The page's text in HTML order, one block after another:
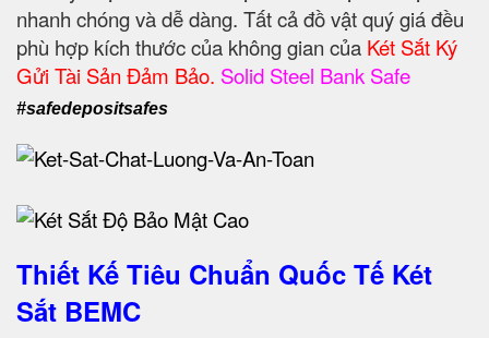
nhanh chóng và dễ dàng. Tất cả đồ vật quý giá đều
phù hợp kích thước của không gian của Két Sắt Ký
Gửi Tài Sản Đảm Bảo. Solid Steel Bank Safe
#safedepositsafes
Thiết Kế Tiêu Chuẩn Quốc Tế Két
Sắt BEMC